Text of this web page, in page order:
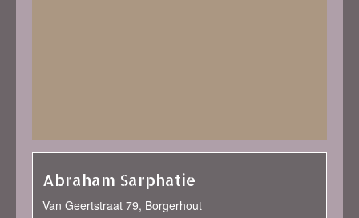
Abraham Sarphatie
Van Geertstraat 79, Borgerhout